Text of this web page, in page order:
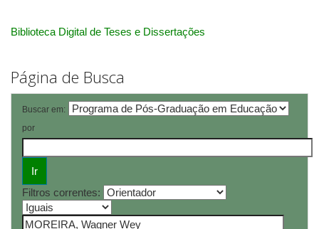
Biblioteca Digital de Teses e Dissertações
Página de Busca
Buscar em:
por
Filtros correntes: